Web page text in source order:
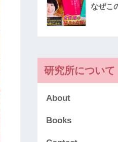
なぜこ
研究所について
About
Books